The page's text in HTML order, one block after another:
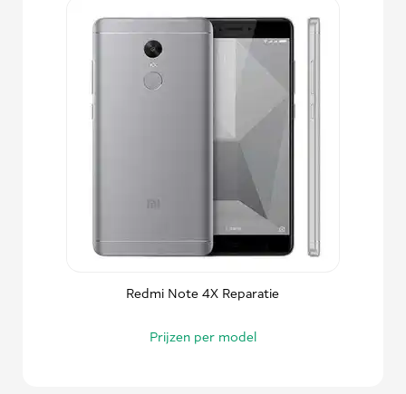
Redmi Note 4X Reparatie
Prijzen per model